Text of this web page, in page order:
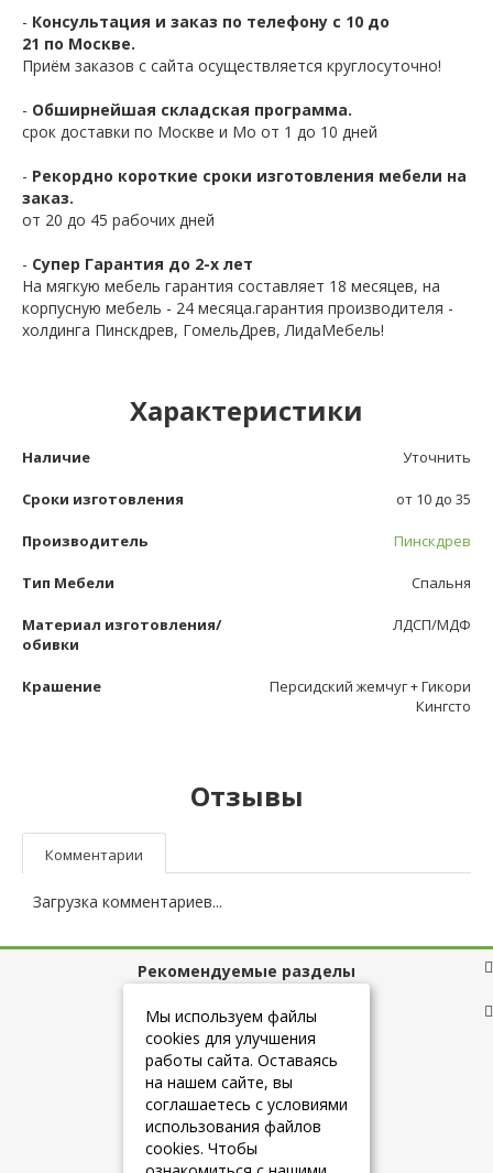
- Консультация и заказ по телефону с 10 до
21 по Москве.
Приём заказов с сайта осуществляется круглосуточно!
- Обширнейшая складская программа.
срок доставки по Москве и Мо от 1 до 10 дней
- Рекордно короткие сроки изготовления мебели на
заказ.
от 20 до 45 рабочих дней
- Супер Гарантия до 2-х лет
На мягкую мебель гарантия составляет 18 месяцев, на
корпусную мебель - 24 месяца.гарантия производителя -
холдинга Пинскдрев, ГомельДрев, ЛидаМебель!
Характеристики
Наличие Уточнить
Сроки изготовления от 10 до 35
Производитель Пинскдрев
Тип Мебели Спальня
Материал изготовления/
обивки
ЛДСП/МДФ
Крашение
Персидский жемчуг + Гикори
Кингсто
Отзывы
Комментарии
Загрузка комментариев...
Рекомендуемые разделы
Полезные ссылки
+7 (925) 084-10-60
Мы используем файлы
cookies для улучшения
работы сайта. Оставаясь
на нашем сайте, вы
соглашаетесь с условиями
использования файлов
cookies. Чтобы